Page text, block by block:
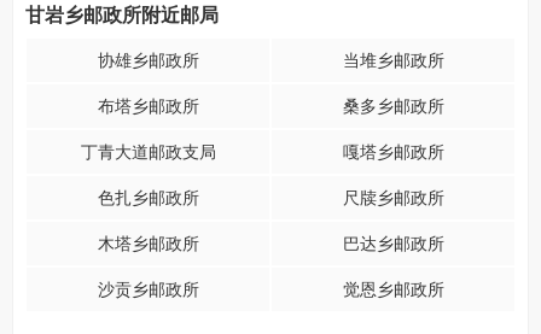
甘岩乡邮政所附近邮局
协雄乡邮政所 当堆乡邮政所
布塔乡邮政所 桑多乡邮政所
丁青大道邮政支局 嘎塔乡邮政所
色扎乡邮政所 尺牍乡邮政所
木塔乡邮政所 巴达乡邮政所
沙贡乡邮政所 觉恩乡邮政所